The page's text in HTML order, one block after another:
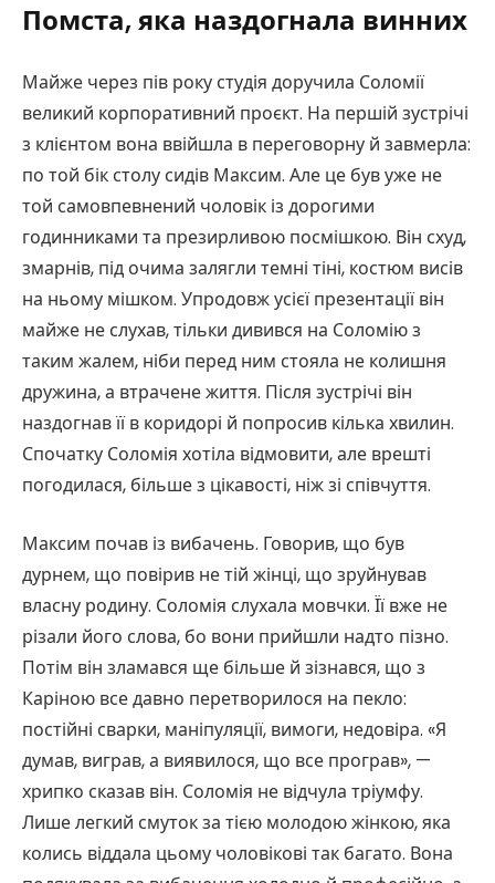
Помста, яка наздогнала винних
Майже через пів року студія доручила Соломії
великий корпоративний проєкт. На першій зустрічі
з клієнтом вона ввійшла в переговорну й завмерла:
по той бік столу сидів Максим. Але це був уже не
той самовпевнений чоловік із дорогими
годинниками та презирливою посмішкою. Він схуд,
змарнів, під очима залягли темні тіні, костюм висів
на ньому мішком. Упродовж усієї презентації він
майже не слухав, тільки дивився на Соломію з
таким жалем, ніби перед ним стояла не колишня
дружина, а втрачене життя. Після зустрічі він
наздогнав її в коридорі й попросив кілька хвилин.
Спочатку Соломія хотіла відмовити, але врешті
погодилася, більше з цікавості, ніж зі співчуття.
Максим почав із вибачень. Говорив, що був
дурнем, що повірив не тій жінці, що зруйнував
власну родину. Соломія слухала мовчки. Її вже не
різали його слова, бо вони прийшли надто пізно.
Потім він зламався ще більше й зізнався, що з
Каріною все давно перетворилося на пекло:
постійні сварки, маніпуляції, вимоги, недовіра. «Я
думав, виграв, а виявилося, що все програв», —
хрипко сказав він. Соломія не відчула тріумфу.
Лише легкий смуток за тією молодою жінкою, яка
колись віддала цьому чоловікові так багато. Вона